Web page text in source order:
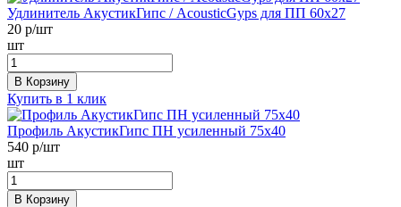
Удлинитель АкустикГипс / AcousticGyps для ПП 60х27
20 р/шт
шт
В Корзину
Купить в 1 клик
Профиль АкустикГипс ПН усиленный 75х40
540 р/шт
шт
В Корзину